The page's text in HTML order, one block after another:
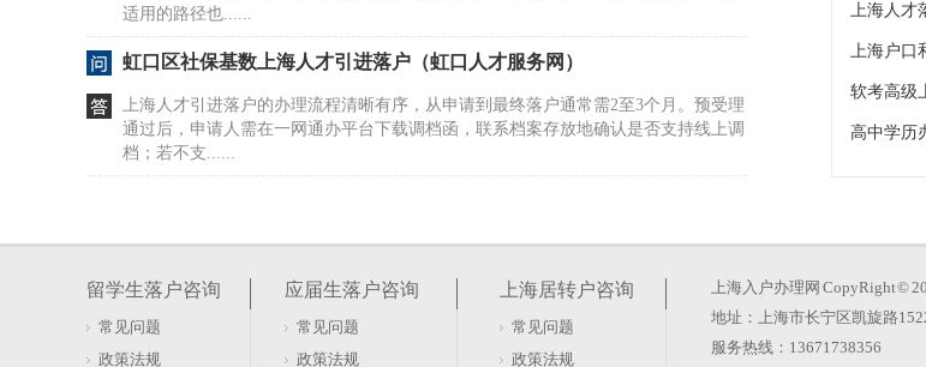
适用的路径也......
虹口区社保基数上海人才引进落户（虹口人才服务网）
上海人才引进落户的办理流程清晰有序，从申请到最终落户通常需2至3个月。预受理
通过后，申请人需在一网通办平台下载调档函，联系档案存放地确认是否支持线上调
档；若不支......
上海居住证积分怎么申请？如果你正为子女教育、医保或未来居转户做准备，120分
证》；可通......
上海应届生落户失败原因与办理流程
上海人才
软考高级
留学生落户咨询
常见问题
政策法规
应届生落户咨询
常见问题
政策法规
上海居转户咨询
常见问题
政策法规
上海入户办理网 CopyRight ©
地址：上海市长宁区凯旋路
服务热线：13671738356